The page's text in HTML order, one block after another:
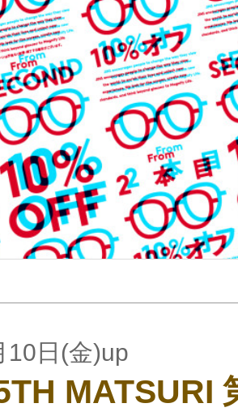
10日(金)up
MATSURI